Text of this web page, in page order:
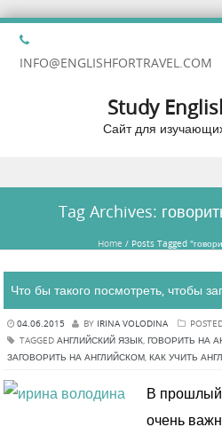
INFO@ENGLISHFORTRAVEL.COM
Study
Сайт для
Tag Archives:
Home / Posts Tagged
Что бы такого посмотреть, чтобы
04.06.2015 BY IRINA VOLODINA
TAGGED АНГЛИЙСКИЙ ЯЗЫК, ГОВОРИТЬ НА
ЗАГОВОРИТЬ НА АНГЛИЙСКОМ, КАК УЧИТЬ
В прошлый
очень